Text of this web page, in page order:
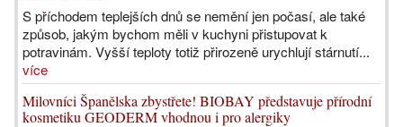
S příchodem teplejších dnů se nemění jen počasí, ale také
způsob, jakým bychom měli v kuchyni přistupovat k
potravinám. Vyšší teploty totiž přirozeně urychlují stárnutí...
více
Milovníci Španělska zbystřete! BIOBAY představuje přírodní
kosmetiku GEODERM vhodnou i pro alergiky